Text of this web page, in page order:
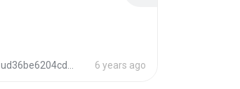
ud36be6204cd2dec4c384d852796bbdc5 6 years ago